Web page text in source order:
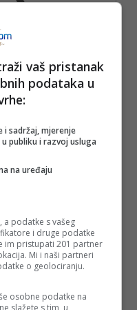
katego
Po dogovoru
vaš pristanak
podataka u
i sadržaj, mjerenje
publiku i razvoj usluga
na uređaju
a podatke s vašeg
i druge podatke
im pristupati 201 partner
Mi i naši partneri
o geolociranju.
osobne podatke na
slažete s tim, u